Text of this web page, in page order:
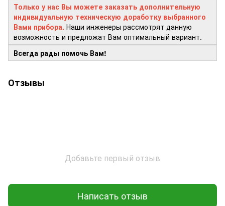
Только у нас Вы можете заказать дополнительную
индивидуальную техническую доработку выбранного
Вами прибора. Наши инженеры рассмотрят данную
возможность и предложат Вам оптимальный вариант.
Всегда рады помочь Вам!
Отзывы
Добавьте первый отзыв
Написать отзыв